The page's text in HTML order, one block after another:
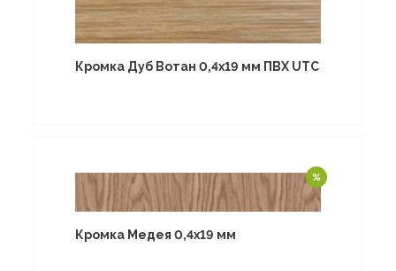
Кромка Дуб Вотан 0,4х19 мм ПВХ UTC
Кромка Медея 0,4х19 мм